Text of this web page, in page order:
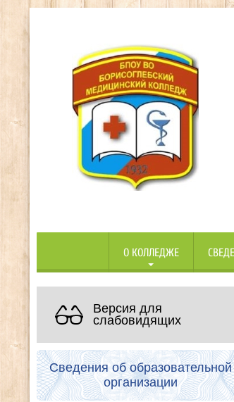
О КОЛЛЕДЖЕ
Версия для
слабовидящих
Сведения об образовательной
организации